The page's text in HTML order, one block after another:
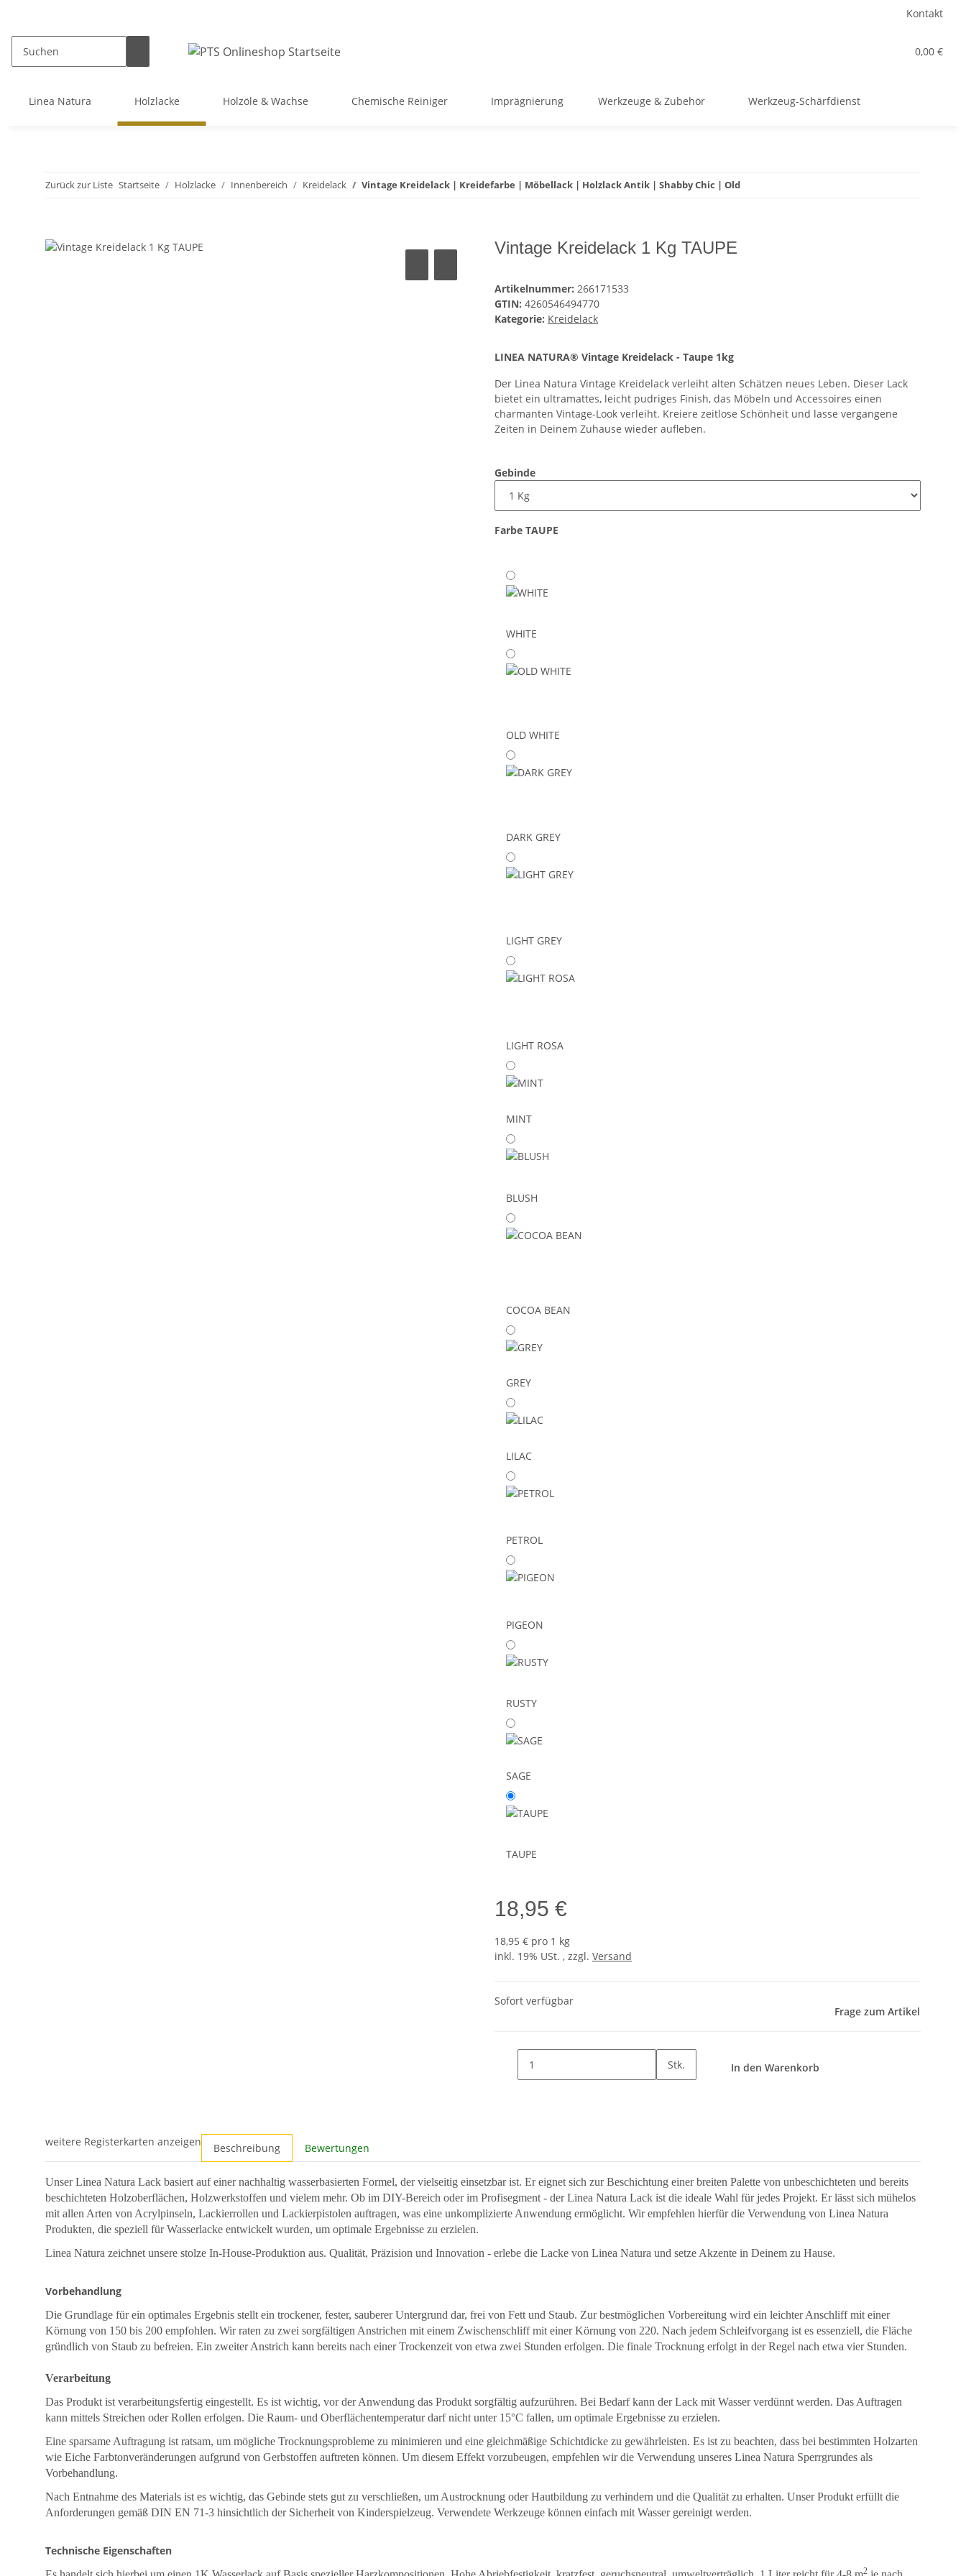
Kontakt
0,00 €
Linea Natura Holzlacke Holzöle & Wachse Chemische Reiniger Imprägnierung Werkzeuge & Zubehör Werkzeug-Schärfdienst
Zurück zur Liste Startseite Holzlacke Innenbereich Kreidelack Vintage Kreidelack | Kreidefarbe | Möbellack | Holzlack Antik | Shabby Chic | Old
Vintage Kreidelack 1 Kg TAUPE
Artikelnummer: 266171533
GTIN: 4260546494770
Kategorie: Kreidelack
LINEA NATURA® Vintage Kreidelack - Taupe 1kg
Der Linea Natura Vintage Kreidelack verleiht alten Schätzen neues Leben. Dieser Lack
bietet ein ultramattes, leicht pudriges Finish, das Möbeln und Accessoires einen
charmanten Vintage-Look verleiht. Kreiere zeitlose Schönheit und lasse vergangene
Zeiten in Deinem Zuhause wieder aufleben.
Gebinde
Farbe TAUPE
WHITE
OLD WHITE
DARK GREY
LIGHT GREY
LIGHT ROSA
MINT
BLUSH
COCOA BEAN
GREY
LILAC
PETROL
PIGEON
RUSTY
SAGE
TAUPE
18,95 €
18,95 € pro 1 kg
inkl. 19% USt. , zzgl. Versand
Sofort verfügbar
Frage zum Artikel
Stk. In den Warenkorb
weitere Registerkarten anzeigen Beschreibung Bewertungen
Unser Linea Natura Lack basiert auf einer nachhaltig wasserbasierten Formel, der vielseitig einsetzbar ist. Er eignet sich zur Beschichtung einer breiten Palette von unbeschichteten und bereits
beschichteten Holzoberflächen, Holzwerkstoffen und vielem mehr. Ob im DIY-Bereich oder im Profisegment - der Linea Natura Lack ist die ideale Wahl für jedes Projekt. Er lässt sich mühelos
mit allen Arten von Acrylpinseln, Lackierrollen und Lackierpistolen auftragen, was eine unkomplizierte Anwendung ermöglicht. Wir empfehlen hierfür die Verwendung von Linea Natura
Produkten, die speziell für Wasserlacke entwickelt wurden, um optimale Ergebnisse zu erzielen.
Linea Natura zeichnet unsere stolze In-House-Produktion aus. Qualität, Präzision und Innovation - erlebe die Lacke von Linea Natura und setze Akzente in Deinem zu Hause.
Vorbehandlung
Die Grundlage für ein optimales Ergebnis stellt ein trockener, fester, sauberer Untergrund dar, frei von Fett und Staub. Zur bestmöglichen Vorbereitung wird ein leichter Anschliff mit einer
Körnung von 150 bis 200 empfohlen. Wir raten zu zwei sorgfältigen Anstrichen mit einem Zwischenschliff mit einer Körnung von 220. Nach jedem Schleifvorgang ist es essenziell, die Fläche
gründlich von Staub zu befreien. Ein zweiter Anstrich kann bereits nach einer Trockenzeit von etwa zwei Stunden erfolgen. Die finale Trocknung erfolgt in der Regel nach etwa vier Stunden.
Verarbeitung
Das Produkt ist verarbeitungsfertig eingestellt. Es ist wichtig, vor der Anwendung das Produkt sorgfältig aufzurühren. Bei Bedarf kann der Lack mit Wasser verdünnt werden. Das Auftragen
kann mittels Streichen oder Rollen erfolgen. Die Raum- und Oberflächentemperatur darf nicht unter 15°C fallen, um optimale Ergebnisse zu erzielen.
Eine sparsame Auftragung ist ratsam, um mögliche Trocknungsprobleme zu minimieren und eine gleichmäßige Schichtdicke zu gewährleisten. Es ist zu beachten, dass bei bestimmten Holzarten
wie Eiche Farbtonveränderungen aufgrund von Gerbstoffen auftreten können. Um diesem Effekt vorzubeugen, empfehlen wir die Verwendung unseres Linea Natura Sperrgrundes als
Vorbehandlung.
Nach Entnahme des Materials ist es wichtig, das Gebinde stets gut zu verschließen, um Austrocknung oder Hautbildung zu verhindern und die Qualität zu erhalten. Unser Produkt erfüllt die
Anforderungen gemäß DIN EN 71-3 hinsichtlich der Sicherheit von Kinderspielzeug. Verwendete Werkzeuge können einfach mit Wasser gereinigt werden.
Technische Eigenschaften
2